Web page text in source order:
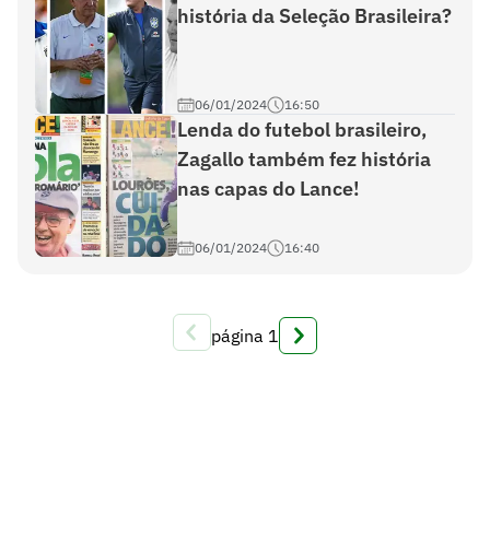
história da Seleção Brasileira?
06/01/2024 16:50
Lenda do futebol brasileiro,
Zagallo também fez história
nas capas do Lance!
06/01/2024 16:40
página 1